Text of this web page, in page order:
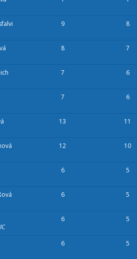
9 8
8 7
7 6
7 6
13 11
12 10
6 5
6 5
6 5
6 5